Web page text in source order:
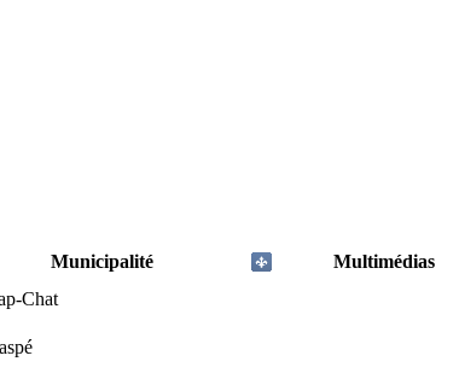
Municipalité
Multimédias
Chat